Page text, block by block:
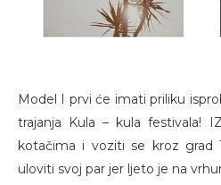
Model I prvi će imati priliku
trajanja Kula – kula festivala!
kotačima i voziti se kroz grad
uloviti svoj par jer ljeto je na